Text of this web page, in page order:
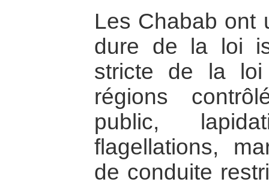
Les Chabab ont
dure de la loi
stricte de la loi
régions
public,
flagellations,
de conduite